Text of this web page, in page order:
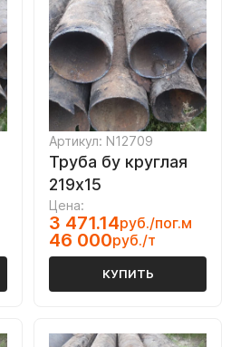
Артикул: N12709
Труба бу круглая
219х15
Цена:
3 471.14руб./пог.м
46 000руб./т
КУПИТЬ